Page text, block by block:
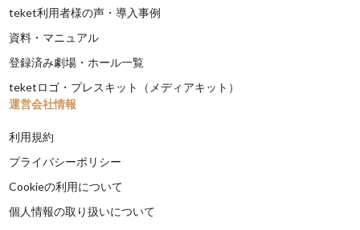
teket利用者様の声・導入事例
資料・マニュアル
登録済み劇場・ホール一覧
teketロゴ・プレスキット（メディアキット）
運営会社情報
利用規約
プライバシーポリシー
Cookieの利用について
個人情報の取り扱いについて